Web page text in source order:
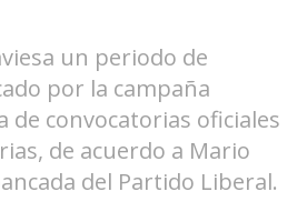
un periodo de
por la campaña
de convocatorias oficiales
de acuerdo a Mario
del Partido Liberal.